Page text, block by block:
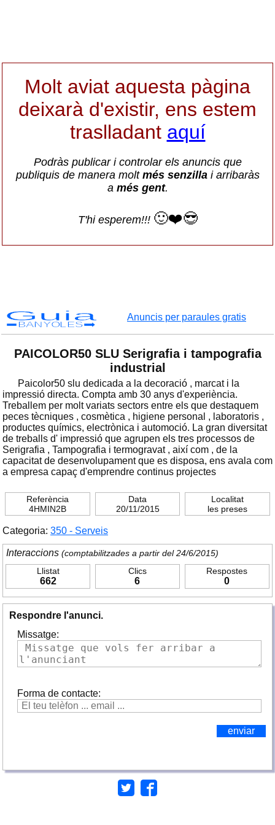
Molt aviat aquesta pàgina
deixarà d'existir, ens estem
traslladant aquí
Podràs publicar i controlar els anuncis que
publiquis de manera molt més senzillai arribaràs
a més gent.
T'hi esperem!!! 🙂❤️😎
Guia
BANYOLES
Anuncis per paraules gratis
PAICOLOR50 SLU Serigrafia i tampografia
industrial
Paicolor50 slu dedicada a la decoració , marcat i la
impressió directa. Compta amb 30 anys d'experiència.
Treballem per molt variats sectors entre els que destaquem
peces tècniques , cosmètica , higiene personal , laboratoris ,
productes químics, electrònica i automoció. La gran diversitat
de treballs d' impressió que agrupen els tres processos de
Serigrafia , Tampografia i termogravat , així com , de la
capacitat de desenvolupament que es disposa, ens avala com
a empresa capaç d'emprendre continus projectes
Referència
4HMIN2B
Data
20/11/2015
Localitat
les preses
Categoria: 350 - Serveis
Interaccions (comptabilitzades a partir del 24/6/2015)
Llistat
662
Clics
6
Respostes
0
Respondre l'anunci.
Missatge:
Forma de contacte: